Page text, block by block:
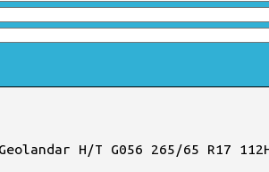
H/T G056 265/65 R17